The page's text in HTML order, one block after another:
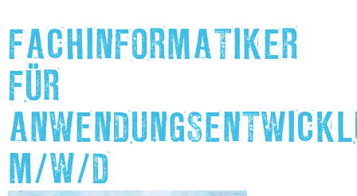
FACHINFORMATIKER
FÜR
M/W/D